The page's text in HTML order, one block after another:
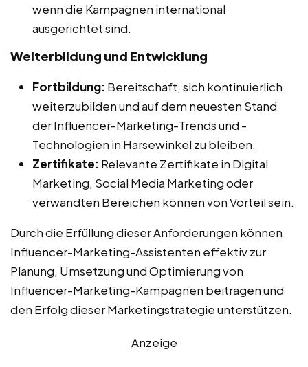
wenn die Kampagnen international
ausgerichtet sind.
Weiterbildung und Entwicklung
Fortbildung: Bereitschaft, sich kontinuierlich
weiterzubilden und auf dem neuesten Stand
der Influencer-Marketing-Trends und -
Technologien in Harsewinkel zu bleiben.
Zertifikate: Relevante Zertifikate in Digital
Marketing, Social Media Marketing oder
verwandten Bereichen können von Vorteil sein.
Durch die Erfüllung dieser Anforderungen können
Influencer-Marketing-Assistenten effektiv zur
Planung, Umsetzung und Optimierung von
Influencer-Marketing-Kampagnen beitragen und
den Erfolg dieser Marketingstrategie unterstützen.
Anzeige